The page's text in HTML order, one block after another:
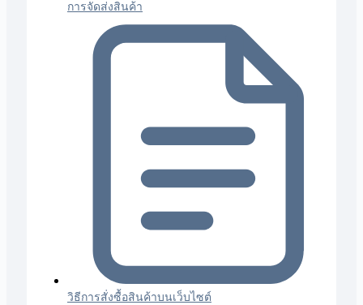
การจัดส่งสินค้า
วิธีการสั่งซื้อสินค้าบนเว็บไซต์